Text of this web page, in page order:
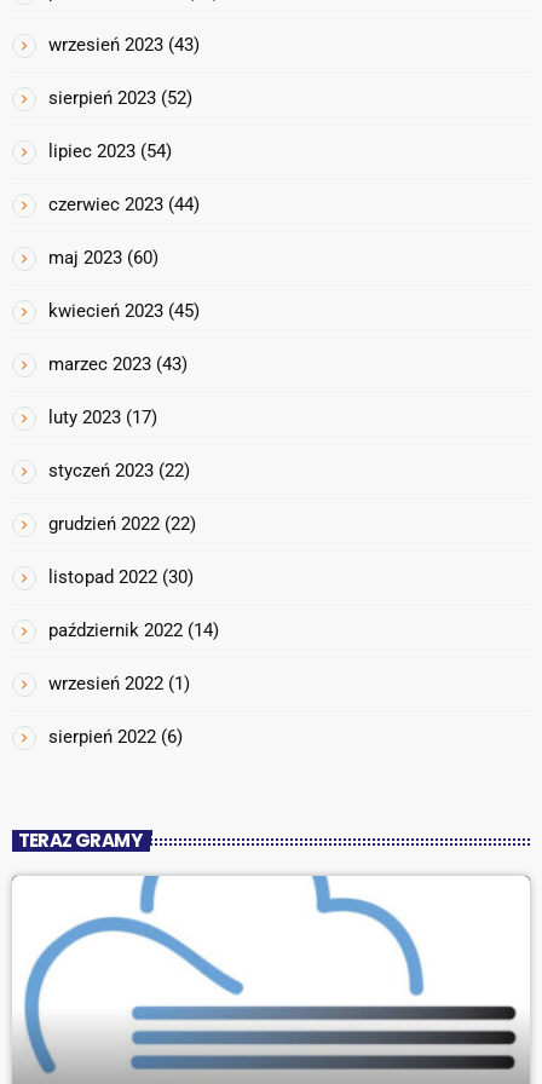
wrzesień 2023 (43)
sierpień 2023 (52)
lipiec 2023 (54)
czerwiec 2023 (44)
maj 2023 (60)
kwiecień 2023 (45)
marzec 2023 (43)
luty 2023 (17)
styczeń 2023 (22)
grudzień 2022 (22)
listopad 2022 (30)
październik 2022 (14)
wrzesień 2022 (1)
sierpień 2022 (6)
TERAZ GRAMY